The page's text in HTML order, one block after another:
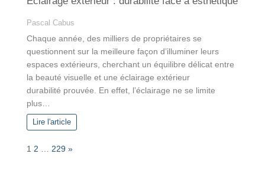
Pascal Cabus
Chaque année, des milliers de propriétaires se
questionnent sur la meilleure façon d’illuminer leurs
espaces extérieurs, cherchant un équilibre délicat entre
la beauté visuelle et une éclairage extérieur
durabilité prouvée. En effet, l’éclairage ne se limite
plus…
Lire l'article
P1 2 229 N
»